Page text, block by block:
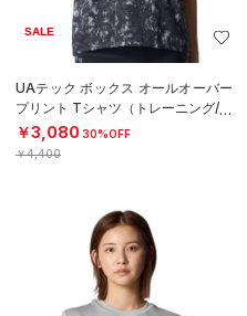
SALE
UAテック ボックス オールオーバー
プリント Tシャツ（トレーニング/W
OMEN）
￥3,080 30%OFF
￥4,400